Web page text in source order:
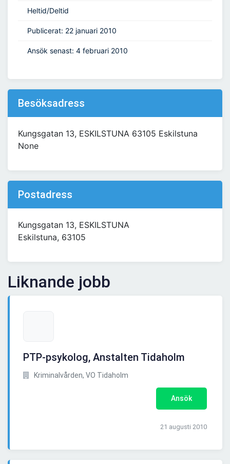
Heltid/Deltid
Publicerat: 22 januari 2010
Ansök senast: 4 februari 2010
Besöksadress
Kungsgatan 13, ESKILSTUNA 63105 Eskilstuna
None
Postadress
Kungsgatan 13, ESKILSTUNA
Eskilstuna, 63105
Liknande jobb
PTP-psykolog, Anstalten Tidaholm
Kriminalvården, VO Tidaholm
Ansök
21 augusti 2010